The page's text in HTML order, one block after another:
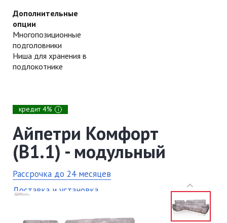
Дополнительные
опции
Многопозиционные
подголовники
Ниша для хранения в
подлокотнике
кредит 4% i
Айпетри Комфорт
(В1.1) - модульный
Рассрочка до 24 месяцев
Доставка и установка